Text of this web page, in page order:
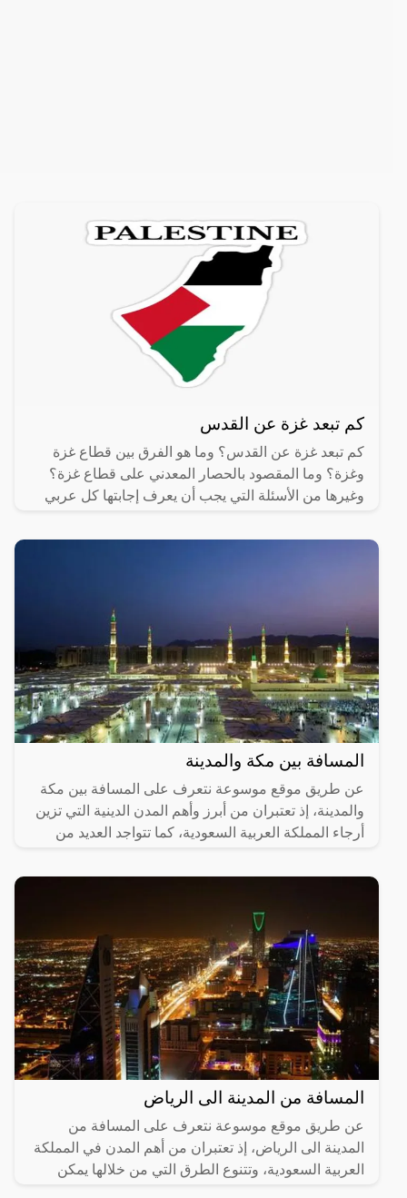
كم تبعد غزة عن القدس
كم تبعد غزة عن القدس؟ وما هو الفرق بين قطاع غزة
وغزة؟ وما المقصود بالحصار المعدني على قطاع غزة؟
وغيرها من الأسئلة التي يجب أن يعرف إجابتها كل عربي
المسافة بين مكة والمدينة
عن طريق موقع موسوعة نتعرف على المسافة بين مكة
والمدينة، إذ تعتبران من أبرز وأهم المدن الدينية التي تزين
أرجاء المملكة العربية السعودية، كما تتواجد العديد من
المسافة من المدينة الى الرياض
عن طريق موقع موسوعة نتعرف على المسافة من
المدينة الى الرياض، إذ تعتبران من أهم المدن في المملكة
العربية السعودية، وتتنوع الطرق التي من خلالها يمكن